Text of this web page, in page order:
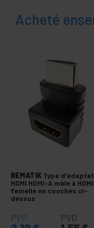
Convertisseur HDMI
Interface VGA, DVI et
Multiplicateur Vidéo
Vidéo SDI HD-SDI SD-
Éclairage
et son
+
Photographie
Outillage et
quincaillerie +
Sécurité,
alarmes
et
contrôle
Acheté
BEMATIK Type
HDMI HDMI-A mâle à
femelle en couches ci-
dessus
PVP PVD